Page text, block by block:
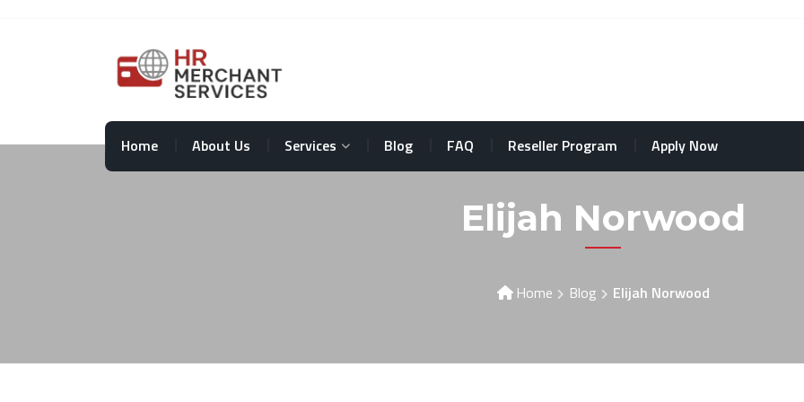
Home About Us Services Blog FAQ Reseller Program Apply Now
Elijah Norwood
Home Blog Elijah Norwood